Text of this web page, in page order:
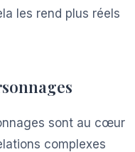
les rend plus réels
sont au cœur
complexes